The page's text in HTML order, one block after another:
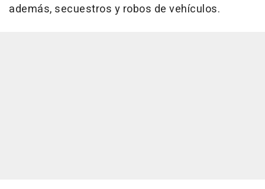
además, secuestros y robos de vehículos.